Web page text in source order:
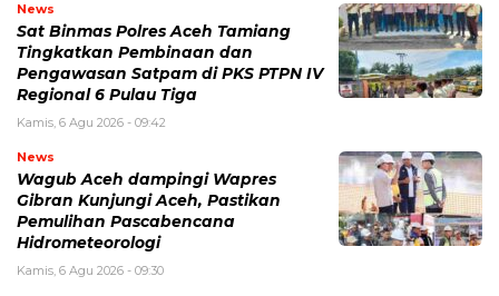
News
Sat Binmas Polres Aceh Tamiang
Tingkatkan Pembinaan dan
Pengawasan Satpam di PKS PTPN IV
Regional 6 Pulau Tiga
Kamis, 6 Agu 2026 - 09:42
News
Wagub Aceh dampingi Wapres
Gibran Kunjungi Aceh, Pastikan
Pemulihan Pascabencana
Hidrometeorologi
Kamis, 6 Agu 2026 - 09:30